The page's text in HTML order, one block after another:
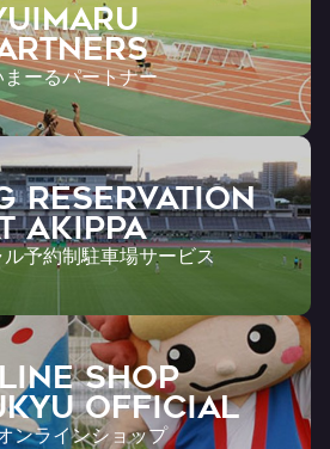
まーるパートナー
RESERVATION
Akippa
予約制駐車場サービス
SHOP
OFFICIAL
ンラインショップ